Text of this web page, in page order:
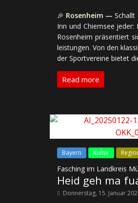
🎉 Rosenheim — Schallt
Inn und Chiemsee
Rosenheim prä­sen­tiert
leis­tun­gen. Von den
der Sport­ver­eine bie­tet
Read more
Bayern Kultur
Fasching im Landkreis
Heid geh ma
Donnerstag, 15. Januar